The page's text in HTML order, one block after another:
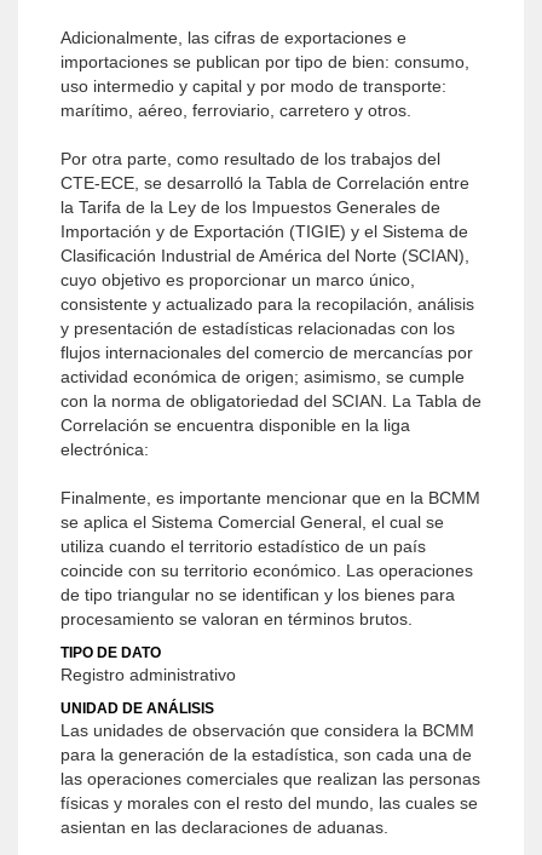
Adicionalmente, las cifras de exportaciones e
importaciones se publican por tipo de bien: consumo,
uso intermedio y capital y por modo de transporte:
marítimo, aéreo, ferroviario, carretero y otros.
Por otra parte, como resultado de los trabajos del
CTE-ECE, se desarrolló la Tabla de Correlación entre
la Tarifa de la Ley de los Impuestos Generales de
Importación y de Exportación (TIGIE) y el Sistema de
Clasificación Industrial de América del Norte (SCIAN),
cuyo objetivo es proporcionar un marco único,
consistente y actualizado para la recopilación, análisis
y presentación de estadísticas relacionadas con los
flujos internacionales del comercio de mercancías por
actividad económica de origen; asimismo, se cumple
con la norma de obligatoriedad del SCIAN. La Tabla de
Correlación se encuentra disponible en la liga
electrónica:
Finalmente, es importante mencionar que en la BCMM
se aplica el Sistema Comercial General, el cual se
utiliza cuando el territorio estadístico de un país
coincide con su territorio económico. Las operaciones
de tipo triangular no se identifican y los bienes para
procesamiento se valoran en términos brutos.
TIPO DE DATO
Registro administrativo
UNIDAD DE ANÁLISIS
Las unidades de observación que considera la BCMM
para la generación de la estadística, son cada una de
las operaciones comerciales que realizan las personas
físicas y morales con el resto del mundo, las cuales se
asientan en las declaraciones de aduanas.